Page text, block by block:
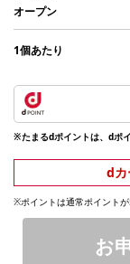
オープン
1個あたり
※たまるdポイントは、dポ
dカ
※ポイントは通常ポイント
お